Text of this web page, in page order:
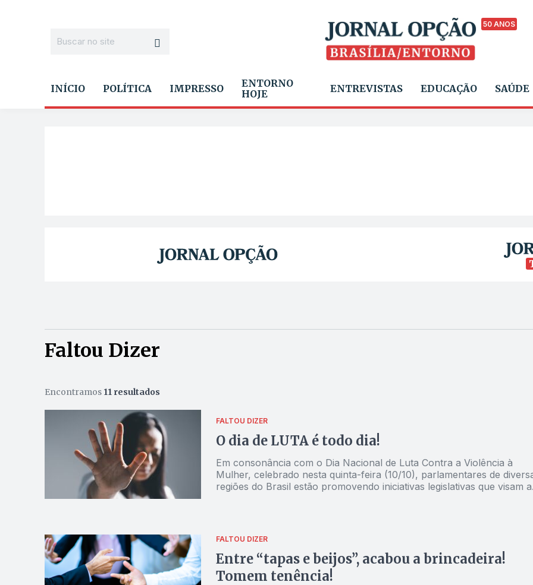
50 ANOS
INÍCIO POLÍTICA IMPRESSO
ENTORNO
HOJE
ENTREVISTAS EDUCAÇÃO SAÚDE
Faltou Dizer
Encontramos 11 resultados
FALTOU DIZER
O dia de LUTA é todo dia!
Em consonância com o Dia Nacional de Luta Contra a Violência à
Mulher, celebrado nesta quinta-feira (10/10), parlamentares de
regiões do Brasil estão promovendo iniciativas legislativas que visam a
FALTOU DIZER
Entre “tapas e beijos”, acabou a brincadeira!
Tomem tenência!